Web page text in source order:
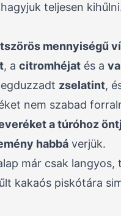
teljesen
mennyiségű
, a citromhéjat és a
zselatint,
nem szabad
a túróhoz
habbá verjük.
már csak langyos,
kakaós piskótára